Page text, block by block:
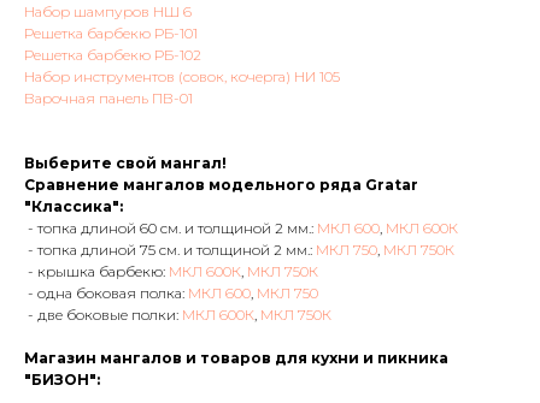
Набор шампуров НШ 6
Решетка барбекю РБ-101
Решетка барбекю РБ-102
Набор инструментов (совок, кочерга) НИ 105
Варочная панель ПВ-01
Выберите свой мангал!
Сравнение мангалов модельного ряда Gratar
"Классика":
- топка длиной 60 см. и толщиной 2 мм.: МКЛ 600, МКЛ 600К
- топка длиной 75 см. и толщиной 2 мм.: МКЛ 750, МКЛ 750К
- крышка барбекю: МКЛ 600К, МКЛ 750К
- одна боковая полка: МКЛ 600, МКЛ 750
- две боковые полки: МКЛ 600К, МКЛ 750К
Магазин мангалов и товаров для кухни и пикника
"БИЗОН":